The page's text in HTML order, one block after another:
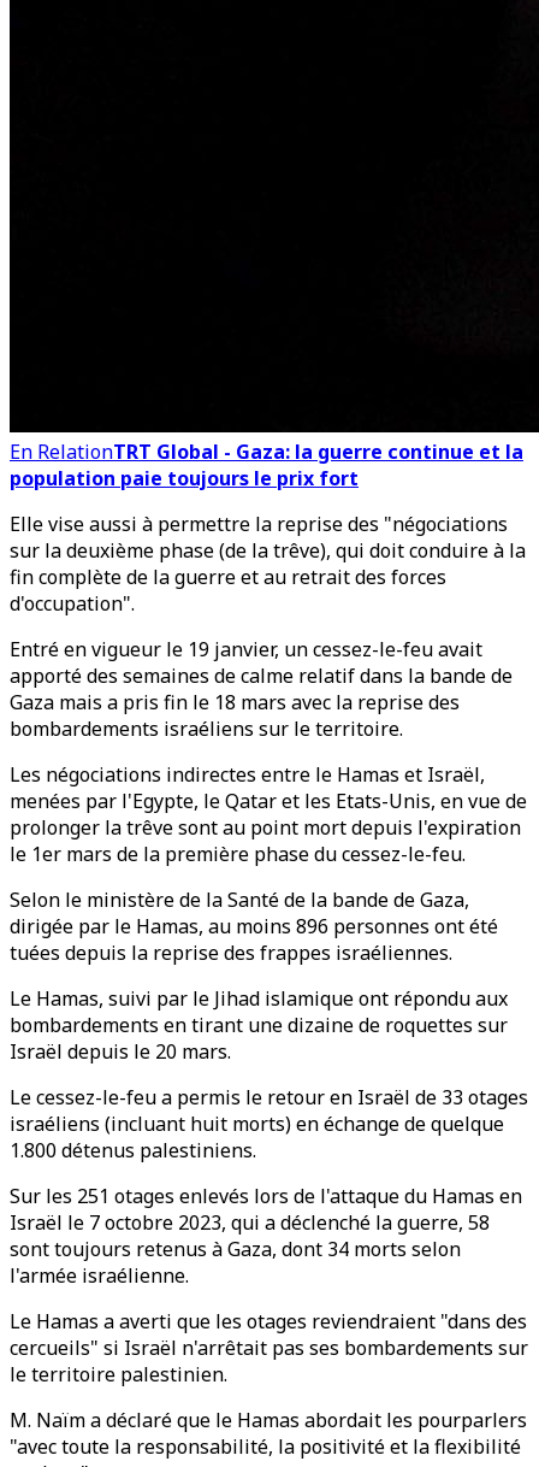
En RelationTRT Global - Gaza: la guerre continue et la
population paie toujours le prix fort
Elle vise aussi à permettre la reprise des "négociations
sur la deuxième phase (de la trêve), qui doit conduire à la
fin complète de la guerre et au retrait des forces
d'occupation".
Entré en vigueur le 19 janvier, un cessez-le-feu avait
apporté des semaines de calme relatif dans la bande de
Gaza mais a pris fin le 18 mars avec la reprise des
bombardements israéliens sur le territoire.
Les négociations indirectes entre le Hamas et Israël,
menées par l'Egypte, le Qatar et les Etats-Unis, en vue de
prolonger la trêve sont au point mort depuis l'expiration
le 1er mars de la première phase du cessez-le-feu.
Selon le ministère de la Santé de la bande de Gaza,
dirigée par le Hamas, au moins 896 personnes ont été
tuées depuis la reprise des frappes israéliennes.
Le Hamas, suivi par le Jihad islamique ont répondu aux
bombardements en tirant une dizaine de roquettes sur
Israël depuis le 20 mars.
Le cessez-le-feu a permis le retour en Israël de 33 otages
israéliens (incluant huit morts) en échange de quelque
1.800 détenus palestiniens.
Sur les 251 otages enlevés lors de l'attaque du Hamas en
Israël le 7 octobre 2023, qui a déclenché la guerre, 58
sont toujours retenus à Gaza, dont 34 morts selon
l'armée israélienne.
Le Hamas a averti que les otages reviendraient "dans des
cercueils" si Israël n'arrêtait pas ses bombardements sur
le territoire palestinien.
M. Naïm a déclaré que le Hamas abordait les pourparlers
"avec toute la responsabilité, la positivité et la flexibilité